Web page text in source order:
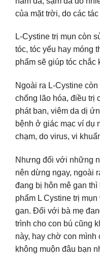
của mặt trời, do các
L-Cystine trị mụn còn
tóc, tóc yếu hay móng
phẩm sẽ giúp tóc
Ngoài ra L-Cystine
chống lão hóa, điều trị
phát ban, viêm da dị
bệnh ở giác mạc ví dụ
chạm, do virus, vi
Nhưng đối với những
nên dừng ngay, ngoài
đang bị hôn mê gan
phẩm L Cystine trị
gan. Đối với bà mẹ
trình cho con bú cũng
này, hay chờ con mình
không muộn đâu bạn